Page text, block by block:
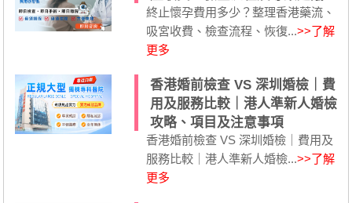
終止懷孕費用多少？整理香港藥流、
吸宮收費、檢查流程、恢復...>>了解
更多
香港婚前檢查 VS 深圳婚檢｜費
用及服務比較｜港人準新人婚檢
攻略、項目及注意事項
香港婚前檢查 VS 深圳婚檢｜費用及
服務比較｜港人準新人婚檢...>>了解
更多